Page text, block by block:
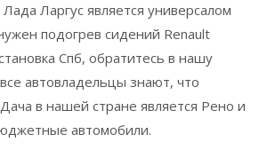
Ларгус является универсалом
подогрев сидений Renault
Спб, обратитесь в нашу
автовладельцы знают, что
в нашей стране является Рено и
автомобили.